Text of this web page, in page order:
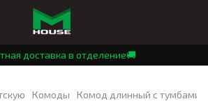
доставка в отделение🚚
Комоды Комод длинный с тумбами